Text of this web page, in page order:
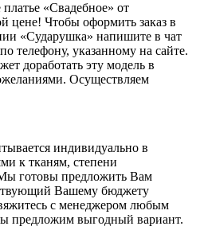
«Свадебное» от
цене! Чтобы оформить заказ в
«Сударушка» напишите в чат
телефону, указанному на сайте.
доработать эту модель в
Осуществляем
индивидуально в
к тканям, степени
готовы предложить Вам
Вашему бюджету
с менеджером любым
предложим выгодный вариант.